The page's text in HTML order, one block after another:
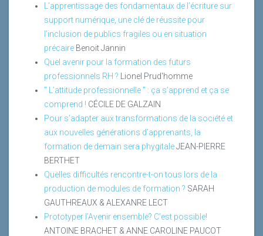
L’apprentissage des fondamentaux de l’écriture sur
support numérique, une clé de réussite pour
l’inclusion de publics fragiles ou en situation
précaire Benoit Jannin
Quel avenir pour la formation des futurs
professionnels RH ?
Lionel Prud'homme
" L’attitude professionnelle " : ça s’apprend et ça se
comprend ! CÉCILE DE GALZAIN
Pour s’adapter aux transformations de la société et
aux nouvelles générations d’apprenants, la
formation de demain sera phygitaleJEAN-PIERRE
BERTHET
Quelles difficultés rencontre-t-on tous lors de la
production de modules de formation ? SARAH
GAUTHREAUX & ALEXANRE LECT
Prototyper l’Avenir ensemble? C’est possible!
ANTOINE BRACHET & ANNE CAROLINE PAUCOT